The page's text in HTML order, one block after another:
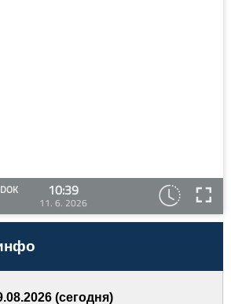
10:39
11. 6. 2026
(сегодня)